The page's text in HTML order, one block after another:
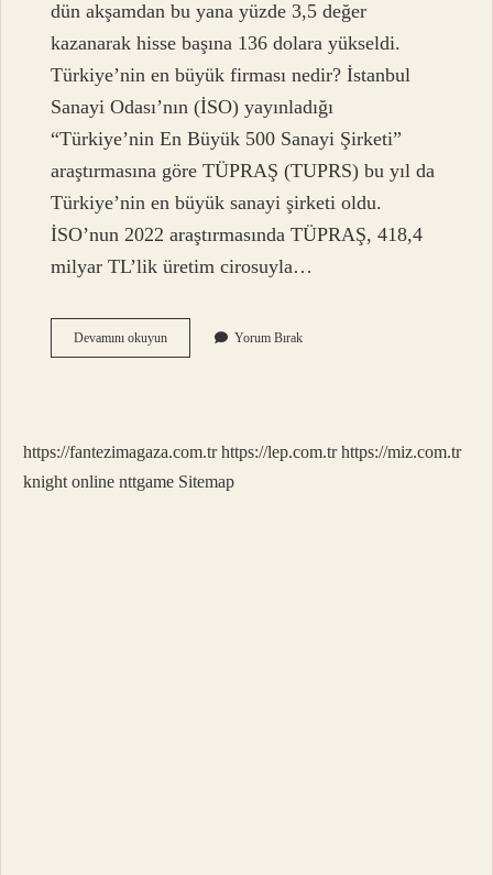
dün akşamdan bu yana yüzde 3,5 değer
kazanarak hisse başına 136 dolara yükseldi.
Türkiye’nin en büyük firması nedir? İstanbul
Sanayi Odası’nın (İSO) yayınladığı
“Türkiye’nin En Büyük 500 Sanayi Şirketi”
araştırmasına göre TÜPRAŞ (TUPRS) bu yıl da
Türkiye’nin en büyük sanayi şirketi oldu.
İSO’nun 2022 araştırmasında TÜPRAŞ, 418,4
milyar TL’lik üretim cirosuyla…
Devamını okuyunDünyanın
En
Yorum Bırak
https://fantezimagaza.com.tr https://lep.com.tr https://miz.com.tr
knight online nttgame Sitemap